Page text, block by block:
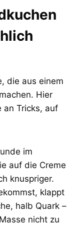
die aus einem
Hier
an Tricks, auf
im
auf die Creme
knuspriger.
klappt
halb Quark –
nicht zu